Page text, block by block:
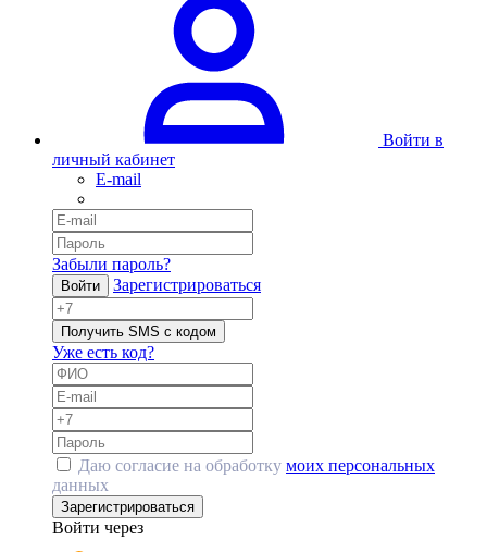
Войти в
личный кабинет
E-mail
Забыли пароль?
Войти Зарегистрироваться
Получить SMS с кодом
Уже есть код?
Даю согласие на обработку моих персональных
данных
Зарегистрироваться
Войти через